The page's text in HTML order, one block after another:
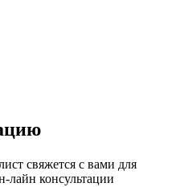
свяжется с вами для
лайн консультации